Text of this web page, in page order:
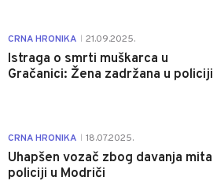
CRNA HRONIKA 21.09.2025.
Istraga o smrti muškarca u
Gračanici: Žena zadržana u policiji
CRNA HRONIKA 18.07.2025.
Uhapšen vozač zbog davanja mita
policiji u Modriči